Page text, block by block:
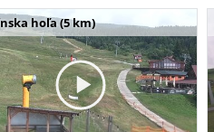
hoľa (5 km)